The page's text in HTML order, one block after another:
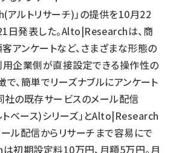
ルトリサーチ)」の提供を10月22
日発表した。Alto|Researchは、商
アンケートなど、さまざまな形態の
用企業側が直接設定できる操作性の
、簡単でリーズナブルにアンケート
社の既存サービスのメール配信
ベース)シリーズ」とAlto|Research
ール配信からリサーチまで容易にで
初期設定料10万円、月額5万円。月